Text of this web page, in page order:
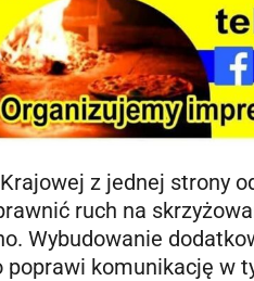
z jednej strony
ruch na
Wybudowanie
poprawi komunikację w